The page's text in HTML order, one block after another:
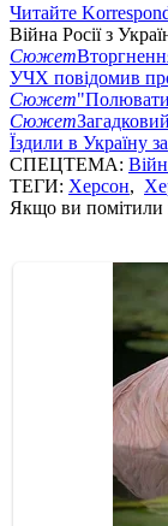
Читайте
Війна Росії з
Сюжет
УЧХ повідомив
Сюжет"Полювати
Сюжет
Їздили в Україну
СПЕЦТЕМА:
ТЕГИ: Херсон,
Якщо ви помітили